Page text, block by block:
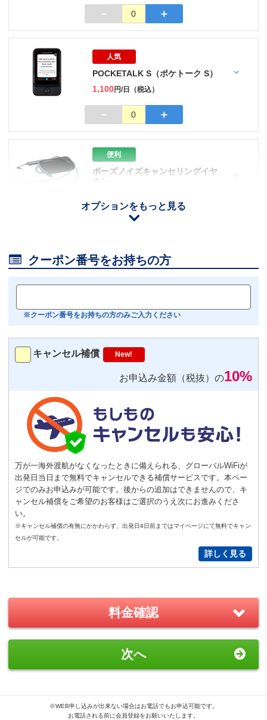
－ 0 ＋
人気
POCKETALK S（ポケトーク S）
1,100円/日（税込）
－ 0 ＋
オプションをもっと見る
便利
ボーズノイズキャンセリングイヤ
ホン
－
おすすめ
Bluetoothイヤホン対応
トランスミッター
－ 0
気圧コントロール機能付き耳栓
1,540円（税込）/個
通常
Sサイズ － 0 ＋
New!
おすすめ
ルセット
1,870円/日（税込）
 クーポン番号をお持ちの方
※クーポン番号をお持ちの方のみご入力ください
キャンセル補償 New!
お申込み金額（税抜）の10%
万が一海外渡航がなくなったときに備えられる、グローバルWiFiが
出発日当日まで無料でキャンセルできる補償サービスです。本ペー
ジでのみお申込みが可能です。後からの追加はできませんので、キ
ャンセル補償をご希望のお客様はご選択のうえ次にお進みくださ
い。
※キャンセル補償の有無にかかわらず、出発日4日前まではマイページにて無料でキャン
セルが可能です。
詳しく見る
料金確認
次へ
※WEB申し込みが出来ない場合はお電話でもお申込可能です。
お電話される前に会員登録をお願いいたします。